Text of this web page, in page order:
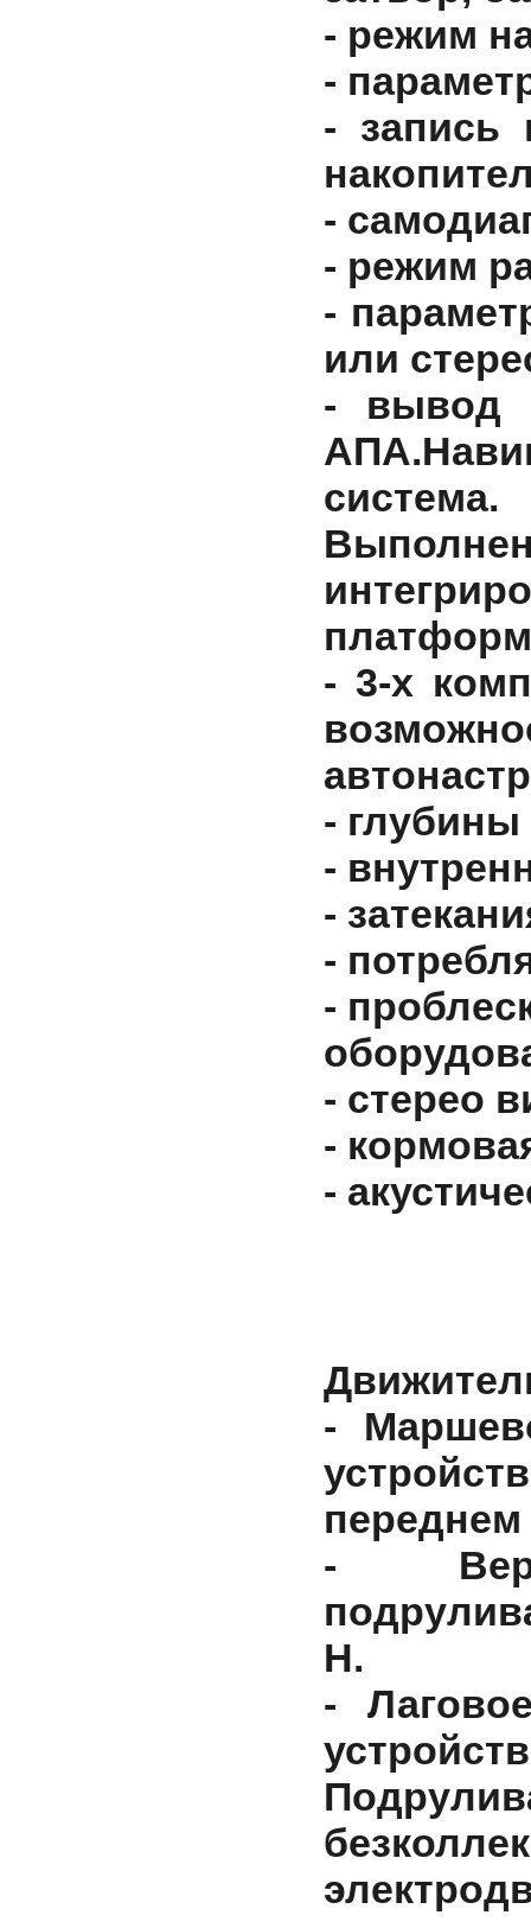
- режим
-
- запись
-
- режим
-
или
- вывод
АПА.
система.
- 3-х
- глубины
-
-
-
-
- стерео
-
-
-
переднем
-
Н.
-